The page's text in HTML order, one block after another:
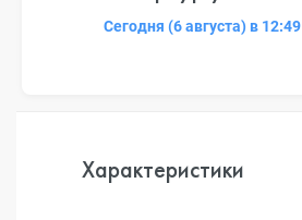
Сегодня (6 августа) в 12:49
Характеристики